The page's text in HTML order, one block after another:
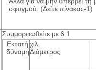
σφυγμού. (Δείτε πίνακας-1)
Συμμορφωθείτε με 6.1
Εκτατή
δύναμη
χιλ.
Διάμετρος